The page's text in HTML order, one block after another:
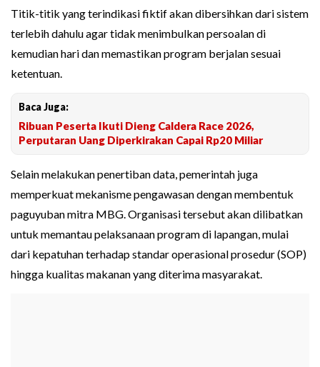
Titik-titik yang terindikasi fiktif akan dibersihkan dari sistem
terlebih dahulu agar tidak menimbulkan persoalan di
kemudian hari dan memastikan program berjalan sesuai
ketentuan.
Baca Juga:
Ribuan Peserta Ikuti Dieng Caldera Race 2026,
Perputaran Uang Diperkirakan Capai Rp20 Miliar
Selain melakukan penertiban data, pemerintah juga
memperkuat mekanisme pengawasan dengan membentuk
paguyuban mitra MBG. Organisasi tersebut akan dilibatkan
untuk memantau pelaksanaan program di lapangan, mulai
dari kepatuhan terhadap standar operasional prosedur (SOP)
hingga kualitas makanan yang diterima masyarakat.